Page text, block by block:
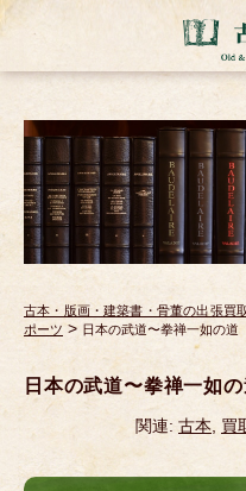
古本・版画・建築書・骨董の出張買
ポーツ> 日本の武道〜拳禅一如の
日本の武道〜拳禅一如
関連: 古本, 買